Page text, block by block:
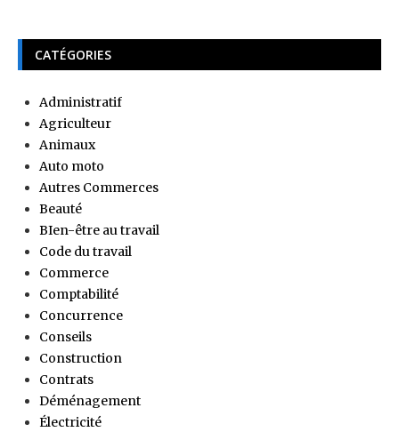
CATÉGORIES
Administratif
Agriculteur
Animaux
Auto moto
Autres Commerces
Beauté
BIen-être au travail
Code du travail
Commerce
Comptabilité
Concurrence
Conseils
Construction
Contrats
Déménagement
Électricité